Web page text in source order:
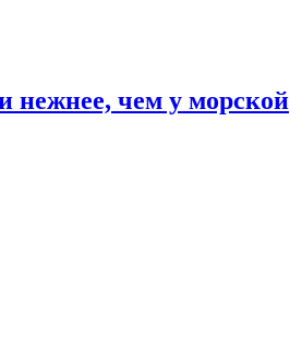
нежнее, чем у морской